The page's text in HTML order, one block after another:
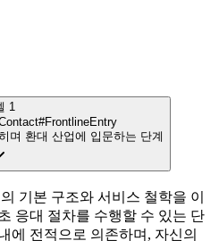
1
#FrontlineEntry
며 환대 산업에 입문하는 단계
기본 구조와 서비스 철학을 이
응대 절차를 수행할 수 있는 단
에 전적으로 의존하며, 자신의